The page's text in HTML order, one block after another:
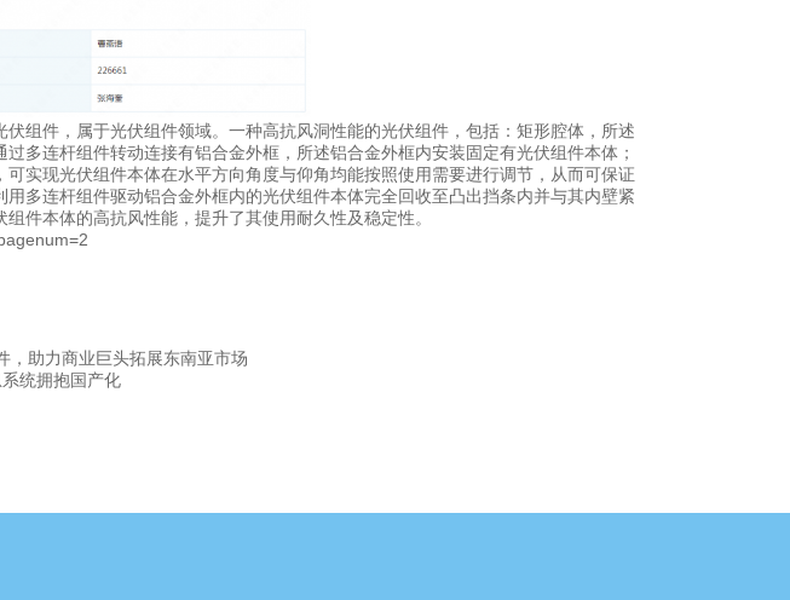
组件，属于光伏组件领域。一种高抗风洞性能的光伏组件，包括：矩形腔体，所述
多连杆组件转动连接有铝合金外框，所述铝合金外框内安装固定有光伏组件本体；
实现光伏组件本体在水平方向角度与仰角均能按照使用需要进行调节，从而可保证
多连杆组件驱动铝合金外框内的光伏组件本体完全回收至凸出挡条内并与其内壁紧
件本体的高抗风性能，提升了其使用耐久性及稳定性。
，助力商业巨头拓展东南亚市场
统拥抱国产化